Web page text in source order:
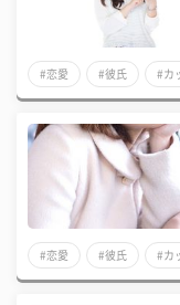
#恋愛 #彼氏 #カ
#恋愛 #彼氏 #カ